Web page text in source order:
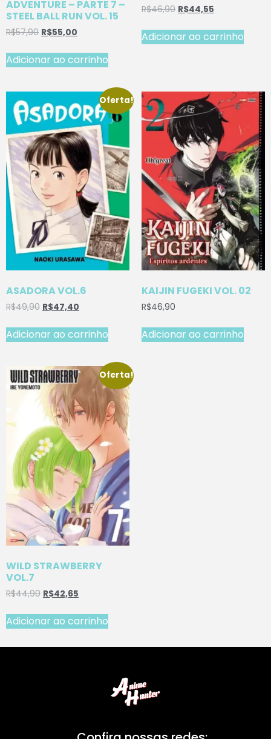
ADVENTURE – PARTE 7 –
STEEL BALL RUN VOL. 15
R$57,90 R$55,00
Adicionar ao carrinho
R$46,90 R$44,55
Adicionar ao carrinho
Oferta!
ASADORA VOL.6
R$49,90 R$47,40
Adicionar ao carrinho
KAIJIN FUGEKI VOL. 02
R$46,90
Adicionar ao carrinho
Oferta!
WILD STRAWBERRY
VOL.7
R$44,90 R$42,65
Adicionar ao carrinho